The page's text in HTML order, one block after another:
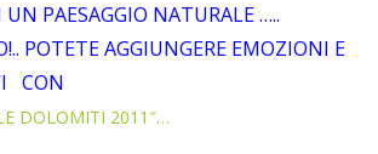
UN PAESAGGIO NATURALE …..
POTETE AGGIUNGERE EMOZIONI E
CON
DOLOMITI 2011″…